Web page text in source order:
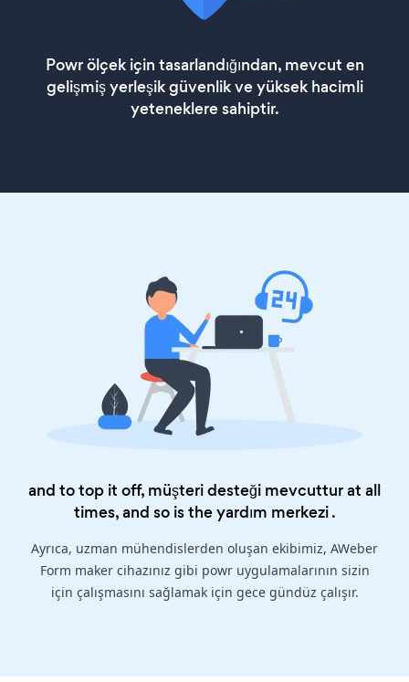
Powr ölçek için tasarlandığından, mevcut en
gelişmiş yerleşik güvenlik ve yüksek hacimli
yeteneklere sahiptir.
and to top it off, müşteri desteği mevcuttur at all
times, and so is theyardım merkezi.
Ayrıca, uzman mühendislerden oluşan ekibimiz, AWeber
Form maker cihazınız gibi powr uygulamalarının sizin
için çalışmasını sağlamak için gece gündüz çalışır.